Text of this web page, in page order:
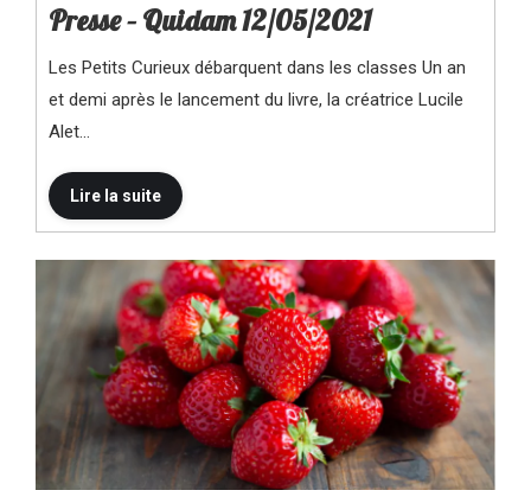
Presse – Quidam 12/05/2021
Les Petits Curieux débarquent dans les classes Un an
et demi après le lancement du livre, la créatrice Lucile
Alet…